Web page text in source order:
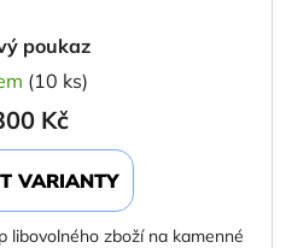
poukaz
(10 ks)
Kč
VARIANTY
libovolného zboží na kamenné